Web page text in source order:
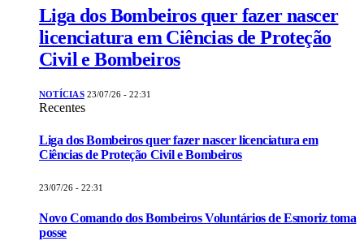
Liga dos Bombeiros quer fazer nascer
licenciatura em Ciências de Proteção
Civil e Bombeiros
NOTÍCIAS 23/07/26 - 22:31
Recentes
Liga dos Bombeiros quer fazer nascer licenciatura em
Ciências de Proteção Civil e Bombeiros
23/07/26 - 22:31
Novo Comando dos Bombeiros Voluntários de Esmoriz toma
posse